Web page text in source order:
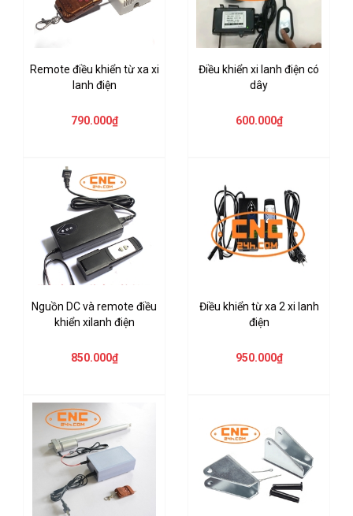
Remote điều khiển từ xa xi
lanh điện
790.000₫
Điều khiển xi lanh điện có
dây
600.000₫
Nguồn DC và remote điều
khiển xilanh điện
850.000₫
Điều khiển từ xa 2 xi lanh
điện
950.000₫